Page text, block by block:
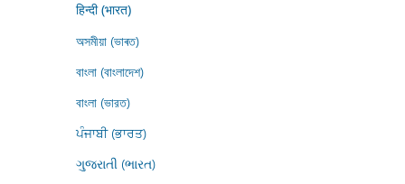
हिन्दी (भारत)
অসমীয়া (ভাৰত)
বাংলা (বাংলাদেশ)
বাংলা (ভারত)
ਪੰਜਾਬੀ (ਭਾਰਤ)
ગુજરાતી (ભારત)